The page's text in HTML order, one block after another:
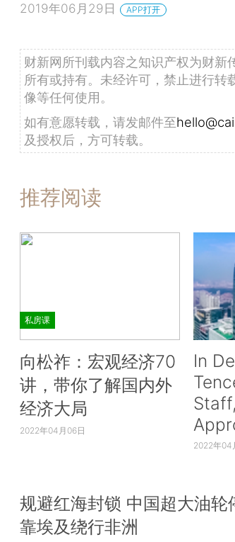
2019年06月29日 APP打开
财新网所刊载内容之知识产权为财新
所有或持有。未经许可，禁止进行转
像等任何使用。
如有意愿转载，请发邮件至
及授权后，方可转载。
推荐阅读
私房课
向松祚：宏观经济70
讲，带你了解国内外
经济大局
2022年04月06日
In
2022年04
规避红海封锁 中国超大油轮
靠埃及绕行非洲